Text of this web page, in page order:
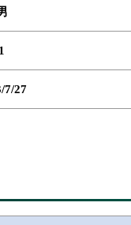
1
7/27